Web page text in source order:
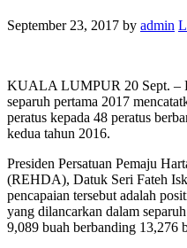
September 23, 2017 by admin
KUALA LUMPUR 20 Sept. –
separuh pertama 2017
peratus kepada 48 peratus
kedua tahun 2016.
Presiden Persatuan Pemaju
(REHDA), Datuk Seri Fateh
pencapaian tersebut adalah
yang dilancarkan dalam
9,089 buah berbanding 13,276